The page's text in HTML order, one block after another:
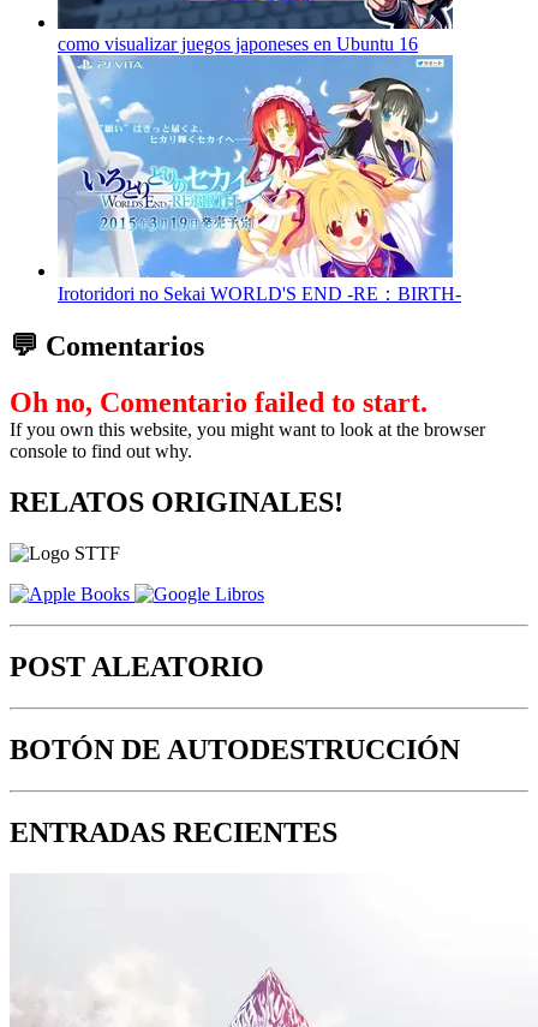
como visualizar juegos japoneses en Ubuntu 16
Irotoridori no Sekai WORLD'S END -RE：BIRTH-
💬 Comentarios
Oh no, Comentario failed to start.
If you own this website, you might want to look at the browser
console to find out why.
RELATOS ORIGINALES!
POST ALEATORIO
BOTÓN DE AUTODESTRUCCIÓN
ENTRADAS RECIENTES